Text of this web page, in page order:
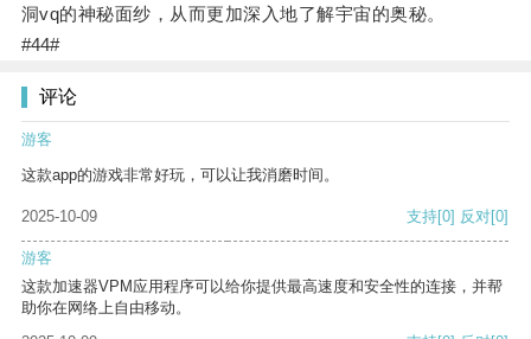
洞vq的神秘面纱，从而更加深入地了解宇宙的奥秘。
#44#
评论
游客
这款app的游戏非常好玩，可以让我消磨时间。
2025-10-09 支持[0] 反对[0]
游客
这款加速器VPM应用程序可以给你提供最高速度和安全性的连接，并帮
助你在网络上自由移动。